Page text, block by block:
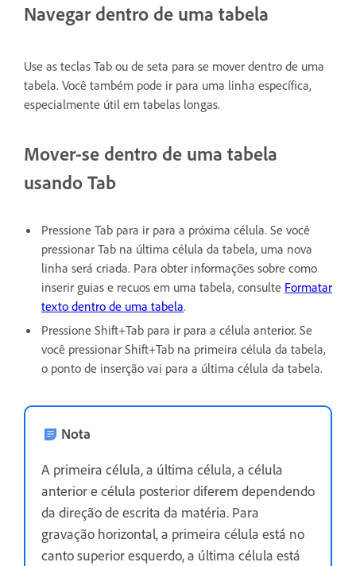
Navegar dentro de uma tabela
Use as teclas Tab ou de seta para se mover dentro de uma
tabela. Você também pode ir para uma linha específica,
especialmente útil em tabelas longas.
Mover-se dentro de uma tabela
usando Tab
Pressione Tab para ir para a próxima célula. Se você
pressionar Tab na última célula da tabela, uma nova
linha será criada. Para obter informações sobre como
inserir guias e recuos em uma tabela, consulte Formatar
texto dentro de uma tabela.
Pressione Shift+Tab para ir para a célula anterior. Se
você pressionar Shift+Tab na primeira célula da tabela,
o ponto de inserção vai para a última célula da tabela.
Nota
A primeira célula, a última célula, a célula
anterior e célula posterior diferem dependendo
da direção de escrita da matéria. Para
gravação horizontal, a primeira célula está no
canto superior esquerdo, a última célula está